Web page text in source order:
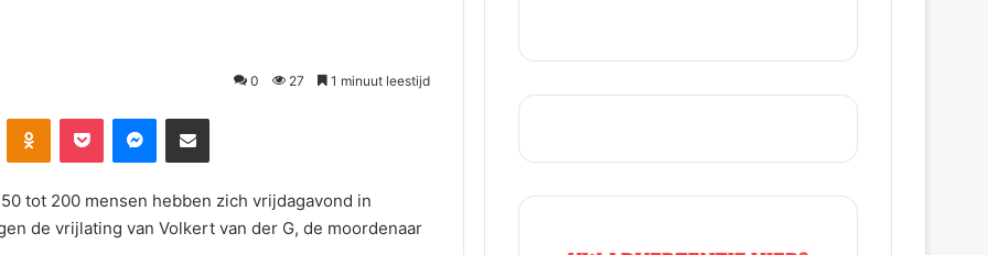
0 27 1 minuut leestijd
Odnoklassniki Pocket Messenger Deel via E-mail
tot 200 mensen hebben zich vrijdagavond in
de vrijlating van Volkert van der G, de moordenaar